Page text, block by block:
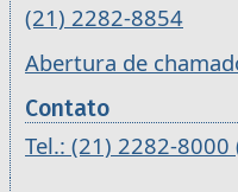
(21) 2282-8854
Abertura de
Contato
Tel.: (21) 2282-8000